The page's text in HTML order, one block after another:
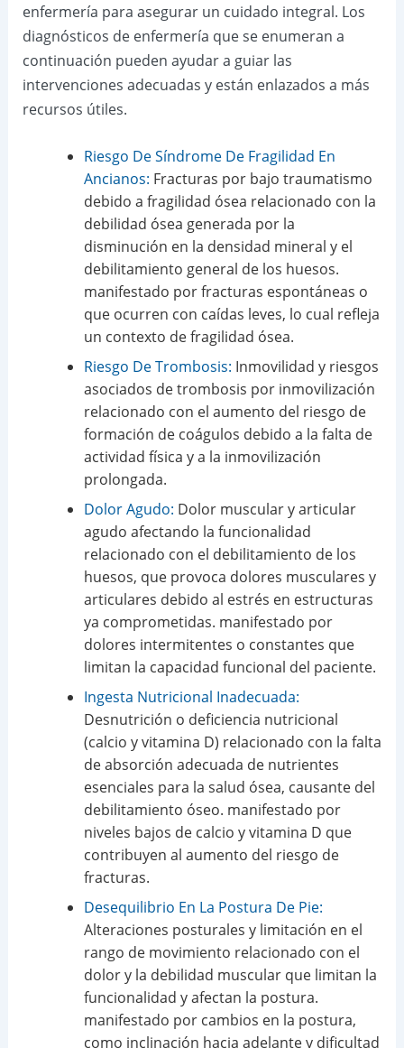
enfermería para asegurar un cuidado integral. Los
diagnósticos de enfermería que se enumeran a
continuación pueden ayudar a guiar las
intervenciones adecuadas y están enlazados a más
recursos útiles.
Riesgo De Síndrome De Fragilidad En
Ancianos: Fracturas por bajo traumatismo
debido a fragilidad ósea relacionado con la
debilidad ósea generada por la
disminución en la densidad mineral y el
debilitamiento general de los huesos.
manifestado por fracturas espontáneas o
que ocurren con caídas leves, lo cual refleja
un contexto de fragilidad ósea.
Riesgo De Trombosis: Inmovilidad y riesgos
asociados de trombosis por inmovilización
relacionado con el aumento del riesgo de
formación de coágulos debido a la falta de
actividad física y a la inmovilización
prolongada.
Dolor Agudo: Dolor muscular y articular
agudo afectando la funcionalidad
relacionado con el debilitamiento de los
huesos, que provoca dolores musculares y
articulares debido al estrés en estructuras
ya comprometidas. manifestado por
dolores intermitentes o constantes que
limitan la capacidad funcional del paciente.
Ingesta Nutricional Inadecuada:
Desnutrición o deficiencia nutricional
(calcio y vitamina D) relacionado con la falta
de absorción adecuada de nutrientes
esenciales para la salud ósea, causante del
debilitamiento óseo. manifestado por
niveles bajos de calcio y vitamina D que
contribuyen al aumento del riesgo de
fracturas.
Desequilibrio En La Postura De Pie:
Alteraciones posturales y limitación en el
rango de movimiento relacionado con el
dolor y la debilidad muscular que limitan la
funcionalidad y afectan la postura.
manifestado por cambios en la postura,
como inclinación hacia adelante y dificultad